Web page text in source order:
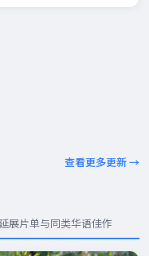
查看更多更新 →
延展片单与同类华语佳作